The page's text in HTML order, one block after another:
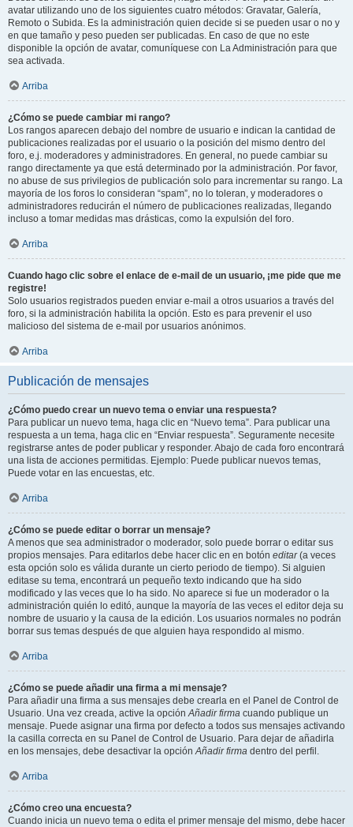
avatar utilizando uno de los siguientes cuatro métodos: Gravatar, Galería,
Remoto o Subida. Es la administración quien decide si se pueden usar o no y
en que tamaño y peso pueden ser publicadas. En caso de que no este
disponible la opción de avatar, comuníquese con La Administración para que
sea activada.
Arriba
¿Cómo se puede cambiar mi rango?
Los rangos aparecen debajo del nombre de usuario e indican la cantidad de
publicaciones realizadas por el usuario o la posición del mismo dentro del
foro, e.j. moderadores y administradores. En general, no puede cambiar su
rango directamente ya que está determinado por la administración. Por favor,
no abuse de sus privilegios de publicación solo para incrementar su rango. La
mayoría de los foros lo consideran “spam”, no lo toleran, y moderadores o
administradores reducirán el número de publicaciones realizadas, llegando
incluso a tomar medidas mas drásticas, como la expulsión del foro.
Arriba
Cuando hago clic sobre el enlace de e-mail de un usuario, ¡me pide que me
registre!
Solo usuarios registrados pueden enviar e-mail a otros usuarios a través del
foro, si la administración habilita la opción. Esto es para prevenir el uso
malicioso del sistema de e-mail por usuarios anónimos.
Arriba
Publicación de mensajes
¿Cómo puedo crear un nuevo tema o enviar una respuesta?
Para publicar un nuevo tema, haga clic en “Nuevo tema”. Para publicar una
respuesta a un tema, haga clic en “Enviar respuesta”. Seguramente necesite
registrarse antes de poder publicar y responder. Abajo de cada foro encontrará
una lista de acciones permitidas. Ejemplo: Puede publicar nuevos temas,
Puede votar en las encuestas, etc.
Arriba
¿Cómo se puede editar o borrar un mensaje?
A menos que sea administrador o moderador, solo puede borrar o editar sus
propios mensajes. Para editarlos debe hacer clic en en botón editar(a veces
esta opción solo es válida durante un cierto periodo de tiempo). Si alguien
editase su tema, encontrará un pequeño texto indicando que ha sido
modificado y las veces que lo ha sido. No aparece si fue un moderador o la
administración quién lo editó, aunque la mayoría de las veces el editor deja su
nombre de usuario y la causa de la edición. Los usuarios normales no podrán
borrar sus temas después de que alguien haya respondido al mismo.
Arriba
¿Cómo se puede añadir una firma a mi mensaje?
Para añadir una firma a sus mensajes debe crearla en el Panel de Control de
Usuario. Una vez creada, active la opciónAñadir firma cuando publique un
mensaje. Puede asignar una firma por defecto a todos sus mensajes activando
la casilla correcta en su Panel de Control de Usuario. Para dejar de añadirla
en los mensajes, debe desactivar la opciónAñadir firma dentro del perfil.
Arriba
¿Cómo creo una encuesta?
Cuando inicia un nuevo tema o edita el primer mensaje del mismo, debe hacer